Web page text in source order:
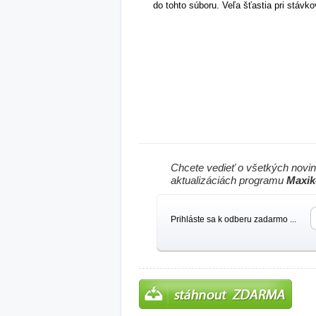
do tohto súboru. Veľa šťastia pri
Chcete vedieť o všetkých
aktualizáciách programu
Prihláste sa k odberu zadarmo ...